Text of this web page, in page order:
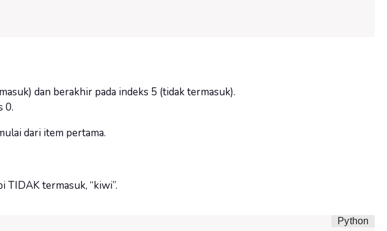
dan berakhir pada indeks 5 (tidak termasuk).
0.
dari item pertama.
TIDAK termasuk, “kiwi”.